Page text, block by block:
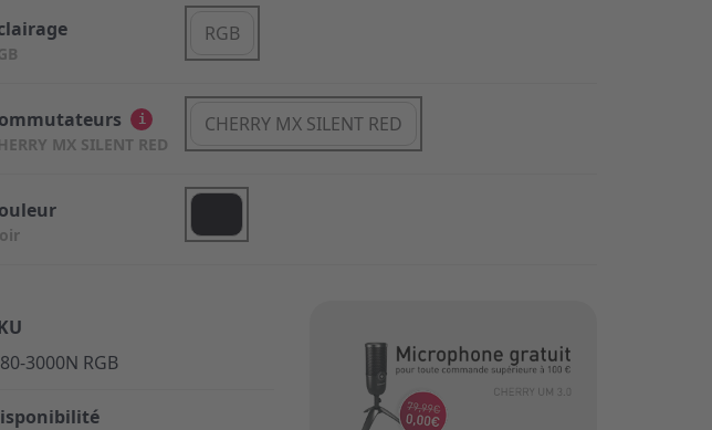
3000N RGB
RGB
MX SILENT RED
i CHERRY MX SILENT RED